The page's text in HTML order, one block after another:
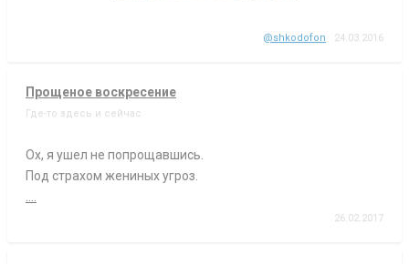
@shkodofon 24.03.2016
Прощеное воскресение
Где-то здесь и сейчас
Ох, я ушел не попрощавшись.
Под страхом жениных угроз.
26.02.2017